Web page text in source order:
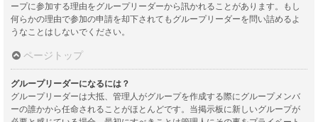
ープに参加する理由をグループリーダーから訊かれることがあります。もし
何らかの理由で参加の申請を却下されてもグループリーダーを問い詰めるよ
うなことはしないでください。
ページトップ
グループリーダーになるには？
グループリーダーは大抵、管理人がグループを作成する際にグループメンバ
ーの誰かから任命されることがほとんどです。当掲示板に新しいグループが